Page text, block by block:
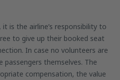
is the airline’s responsibility to
to give up their booked seat
In case no volunteers are
themselves. The
compensation, the value